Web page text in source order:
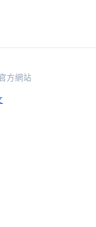
方網站